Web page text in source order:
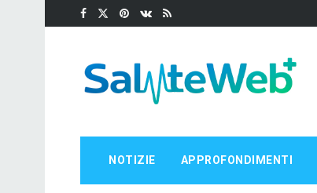
NOTIZIE APPROFONDIMENTI